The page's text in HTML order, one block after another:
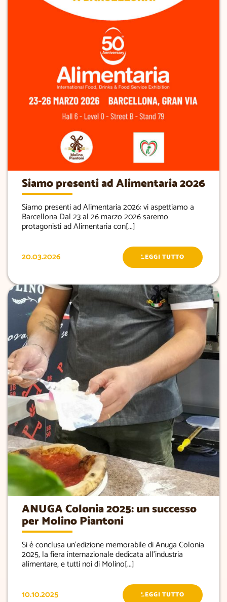
Siamo presenti ad Alimentaria 2026
Siamo presenti ad Alimentaria 2026: vi aspettiamo a
Barcellona Dal 23 al 26 marzo 2026 saremo
protagonisti ad Alimentaria con[...]
20.03.2026 LEGGI TUTTO
ANUGA Colonia 2025: un successo
per Molino Piantoni
Si è conclusa un’edizione memorabile di Anuga Colonia
2025, la fiera internazionale dedicata all’industria
alimentare, e tutti noi di Molino[...]
10.10.2025 LEGGI TUTTO